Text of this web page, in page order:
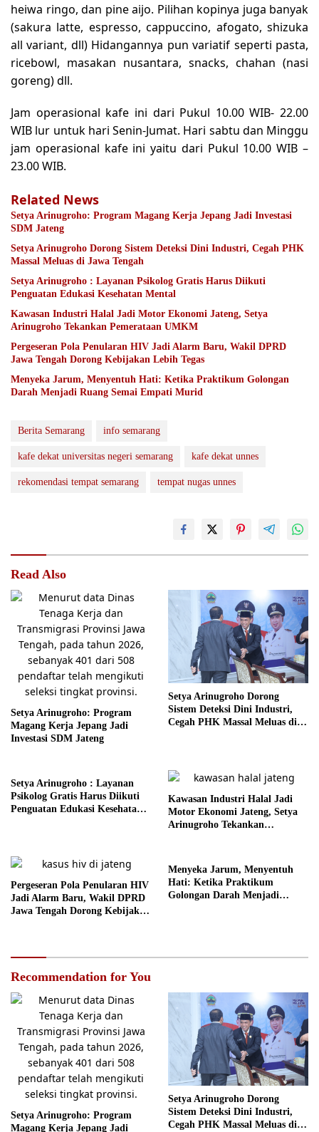
heiwa ringo, dan pine aijo. Pilihan kopinya juga banyak
(sakura latte, espresso, cappuccino, afogato, shizuka
all variant, dll) Hidangannya pun variatif seperti pasta,
ricebowl, masakan nusantara, snacks, chahan (nasi
goreng) dll.
Jam operasional kafe ini dari Pukul 10.00 WIB- 22.00
WIB lur untuk hari Senin-Jumat. Hari sabtu dan Minggu
jam operasional kafe ini yaitu dari Pukul 10.00 WIB –
23.00 WIB.
Related News
Setya Arinugroho: Program Magang Kerja Jepang Jadi Investasi
SDM Jateng
Setya Arinugroho Dorong Sistem Deteksi Dini Industri, Cegah PHK
Massal Meluas di Jawa Tengah
Setya Arinugroho : Layanan Psikolog Gratis Harus Diikuti
Penguatan Edukasi Kesehatan Mental
Kawasan Industri Halal Jadi Motor Ekonomi Jateng, Setya
Arinugroho Tekankan Pemerataan UMKM
Pergeseran Pola Penularan HIV Jadi Alarm Baru, Wakil DPRD
Jawa Tengah Dorong Kebijakan Lebih Tegas
Menyeka Jarum, Menyentuh Hati: Ketika Praktikum Golongan
Darah Menjadi Ruang Semai Empati Murid
Berita Semarang info semarang
kafe dekat universitas negeri semarang kafe dekat unnes
rekomendasi tempat semarang tempat nugas unnes
Read Also
Setya Arinugroho: Program
Magang Kerja Jepang Jadi
Investasi SDM Jateng
Setya Arinugroho Dorong
Sistem Deteksi Dini Industri,
Cegah PHK Massal Meluas di
Setya Arinugroho : Layanan
Psikolog Gratis Harus Diikuti
Penguatan Edukasi Kesehatan
Kawasan Industri Halal Jadi
Motor Ekonomi Jateng, Setya
Arinugroho Tekankan
Pergeseran Pola Penularan HIV
Jadi Alarm Baru, Wakil DPRD
Jawa Tengah Dorong Kebijakan
Menyeka Jarum, Menyentuh
Hati: Ketika Praktikum
Golongan Darah Menjadi
Recommendation for You
Setya Arinugroho: Program
Magang Kerja Jepang Jadi
Setya Arinugroho Dorong
Sistem Deteksi Dini Industri,
Cegah PHK Massal Meluas di